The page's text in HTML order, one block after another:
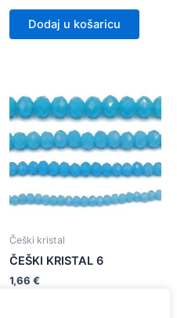
Dodaj u košaricu
Češki kristal
ČEŠKI KRISTAL 6
1,66 €